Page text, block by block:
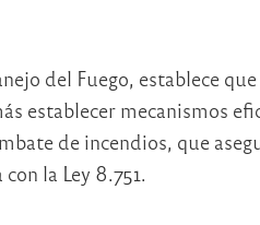
del Fuego, establece
establecer mecanismos
de incendios, que
la Ley 8.751.